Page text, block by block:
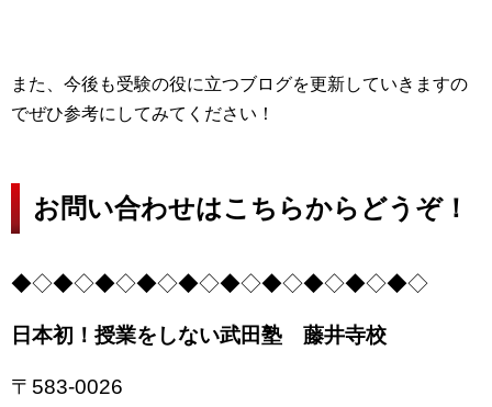
また、今後も受験の役に立つブログを更新していきますの
でぜひ参考にしてみてください！
お問い合わせはこちらからどうぞ！
◆◇◆◇◆◇◆◇◆◇◆◇◆◇◆◇◆◇◆◇
日本初！授業をしない武田塾 藤井寺校
〒583-0026